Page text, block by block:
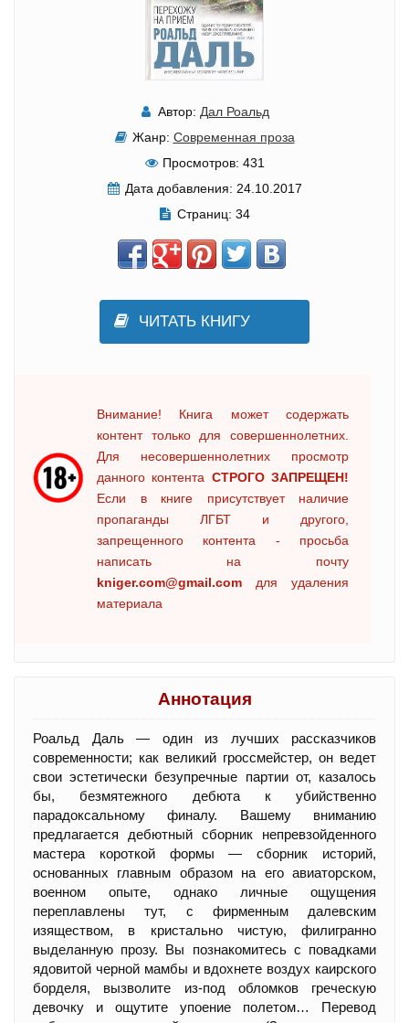
Автор: Дал Роальд
Жанр: Современная проза
Просмотров: 431
Дата добавления: 24.10.2017
Страниц: 34
ЧИТАТЬ КНИГУ
Внимание! Книга может содержать
контент только для совершеннолетних.
Для несовершеннолетних просмотр
данного контента СТРОГО ЗАПРЕЩЕН!
Если в книге присутствует наличие
пропаганды ЛГБТ и другого,
запрещенного контента - просьба
написать на почту
kniger.com@gmail.com для удаления
материала
Аннотация
Роальд Даль — один из лучших рассказчиков
современности; как великий гроссмейстер, он ведет
свои эстетически безупречные партии от, казалось
бы, безмятежного дебюта к убийственно
парадоксальному финалу. Вашему вниманию
предлагается дебютный сборник непревзойденного
мастера короткой формы — сборник историй,
основанных главным образом на его авиаторском,
военном опыте, однако личные ощущения
переплавлены тут, с фирменным далевским
изяществом, в кристально чистую, филигранно
выделанную прозу. Вы познакомитесь с повадками
ядовитой черной мамбы и вдохнете воздух каирского
борделя, вызволите из-под обломков греческую
девочку и ощутите упоение полетом… Перевод